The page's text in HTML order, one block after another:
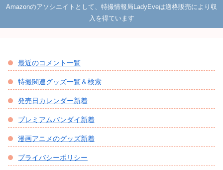
Amazonのアソシエイトとして、特撮情報局LadyEveは適格販売により収
入を得ています
最近のコメント一覧
特撮関連グッズ一覧＆検索
発売日カレンダー新着
プレミアムバンダイ新着
漫画アニメのグッズ新着
プライバシーポリシー